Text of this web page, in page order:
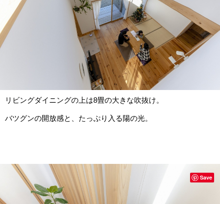
リビングダイニングの上は8畳の大きな吹抜け。
バツグンの開放感と、たっぷり入る陽の光。
Save